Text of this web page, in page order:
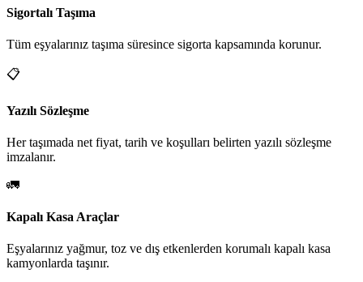
Sigortalı Taşıma
Tüm eşyalarınız taşıma süresince sigorta kapsamında korunur.
📋
Yazılı Sözleşme
Her taşımada net fiyat, tarih ve koşulları belirten yazılı sözleşme
imzalanır.
🚛
Kapalı Kasa Araçlar
Eşyalarınız yağmur, toz ve dış etkenlerden korumalı kapalı kasa
kamyonlarda taşınır.